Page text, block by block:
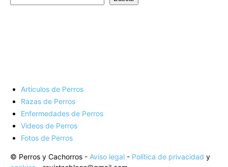
Articulos de Perros
Razas de Perros
Enfermedades de Perros
Videos de Perros
Fotos de Perros
© Perros y Cachorros - Aviso legal - Política de privacidad y